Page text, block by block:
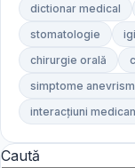
dictionar medical
stomatologie
chirurgie orală
simptome anevrism
interacțiuni
Caută